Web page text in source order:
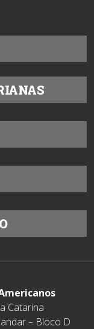
Catarina
– Bloco D